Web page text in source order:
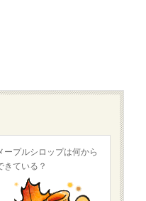
ープルシロップは何から
きている？